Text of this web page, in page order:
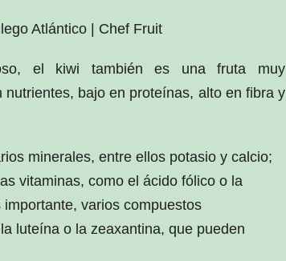
Atlántico | Chef Fruit
el kiwi también es una fruta muy
nutrientes, bajo en proteínas, alto en fibra y
minerales, entre ellos potasio y calcio;
vitaminas, como el ácido fólico o la
varios compuestos
luteína o la zeaxantina, que pueden